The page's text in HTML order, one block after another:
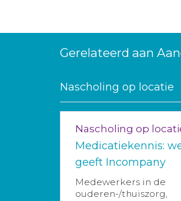
Gerelateerd aan
Nascholing op locatie
Nascholing op
Medicatiekennis:
geeft Incompany
Medewerkers in de
ouderen-/thuiszorg,